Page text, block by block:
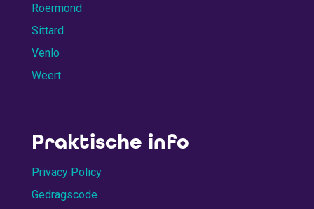
Roermond
Sittard
Venlo
Weert
Praktische info
Privacy Policy
Gedragscode